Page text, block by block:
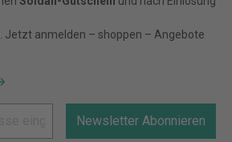
. Jetzt anmelden – shoppen – Angebote
Newsletter Abonnieren